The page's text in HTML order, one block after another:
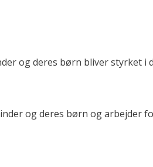
og deres børn bliver styrket
og deres børn og arbejder